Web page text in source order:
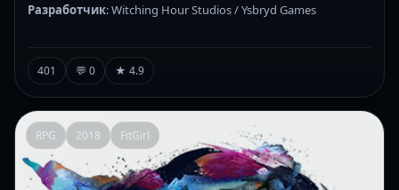
Разработчик: Witching Hour Studios / Ysbryd Games
401 💬 0 ★ 4.9
RPG 2018 FitGirl